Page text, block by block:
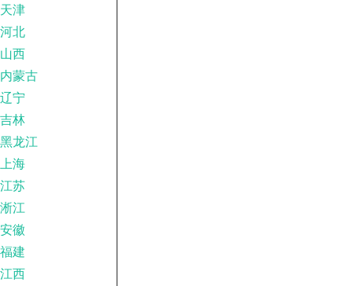
天津
河北
山西
内蒙古
辽宁
吉林
黑龙江
上海
江苏
淅江
安徽
福建
江西